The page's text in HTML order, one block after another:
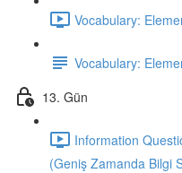
Vocabulary:
Vocabulary:
13. Gün
Information
(Geniş Zamanda Bilgi